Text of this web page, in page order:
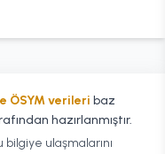
ÖSYM verileri baz
hazırlanmıştır.
ulaşmalarını